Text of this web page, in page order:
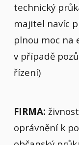
technický
majitel navíc
plnou moc na
v případě
řízení)
FIRMA:
oprávnění k